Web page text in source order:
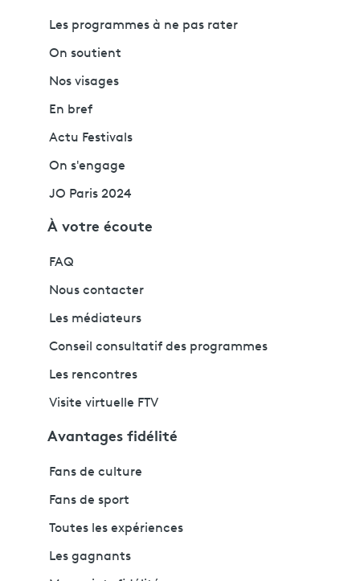
Les programmes à ne pas rater
On soutient
Nos visages
En bref
Actu Festivals
On s'engage
JO Paris 2024
À votre écoute
FAQ
Nous contacter
Les médiateurs
Conseil consultatif des programmes
Les rencontres
Visite virtuelle FTV
Avantages fidélité
Fans de culture
Fans de sport
Toutes les expériences
Les gagnants